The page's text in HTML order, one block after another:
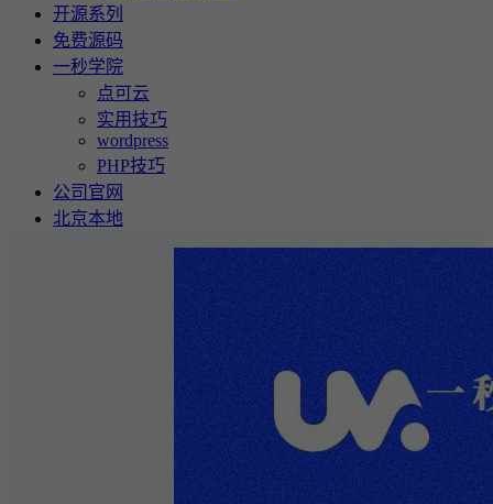
开源系列
免费源码
一秒学院
点可云
实用技巧
wordpress
PHP技巧
公司官网
北京本地